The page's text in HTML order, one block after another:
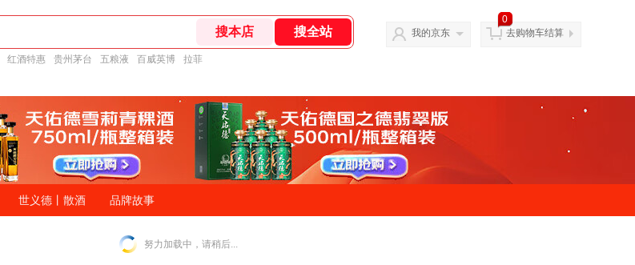
红酒特惠 贵州茅台 五粮液 百威英博 拉菲
我的京东
0
去购物车结算
世义德丨散酒 品牌故事
努力加载中，请稍后...